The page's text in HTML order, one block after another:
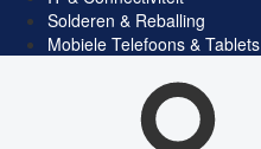
Solderen & Reballing
Mobiele Telefoons & Tablets